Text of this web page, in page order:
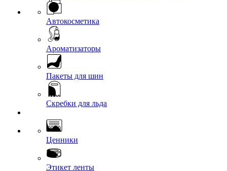
Автокосметика
Ароматизаторы
Пакеты для шин
Скребки для льда
Ценники
Этикет ленты